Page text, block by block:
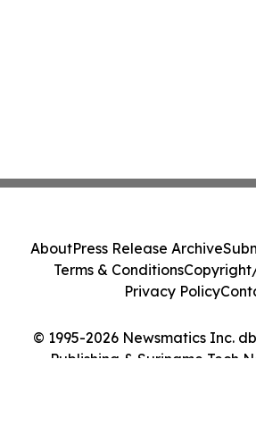
© 1995-2026 Newsmatics Inc.
Publishing & Suriname Tech
AboutPress Release Archive
Terms & Conditions
Privacy Policy